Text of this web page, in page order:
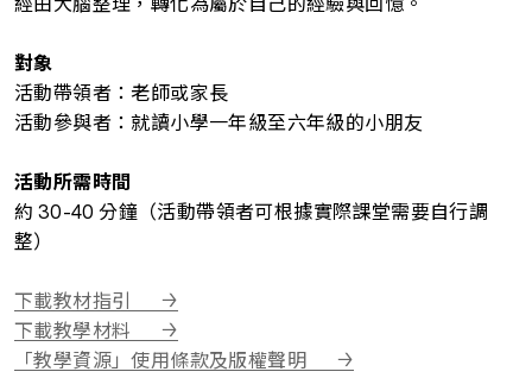
對象
活動帶領者：老師或家長
活動參與者：就讀小學一年級至六年級的小朋友
活動所需時間
約 30-40 分鐘（活動帶領者可根據實際課堂需要自行調
整）
下載教材指引
下載教學材料
「教學資源」使用條款及版權聲明